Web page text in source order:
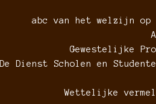
abc van het welzijn op
Gewestelijke
De Dienst Scholen en
Wettelijke